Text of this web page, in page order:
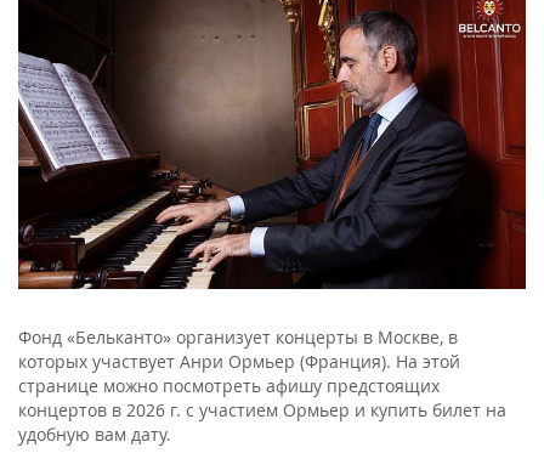
Фонд «Бельканто» организует концерты в Москве, в
которых участвует Анри Ормьер (Франция). На этой
странице можно посмотреть афишу предстоящих
концертов в 2026 г. с участием Ормьер и купить билет на
удобную вам дату.